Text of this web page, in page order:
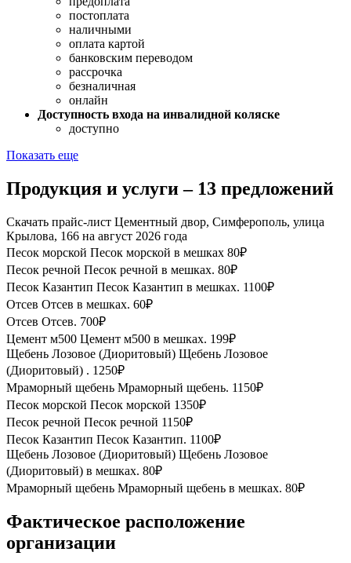
постоплата
наличными
оплата картой
банковским переводом
рассрочка
безналичная
онлайн
Доступность входа на инвалидной коляске
доступно
Показать еще
Продукция и услуги – 13 предложений
Скачать прайс-лист Цементный двор, Симферополь, улица
Крылова, 166 на август 2026 года
Песок морской Песок морской в мешках 80₽
Песок речной Песок речной в мешках. 80₽
Песок Казантип Песок Казантип в мешках. 1100₽
Отсев Отсев в мешках. 60₽
Отсев Отсев. 700₽
Цемент м500 Цемент м500 в мешках. 199₽
Щебень Лозовое (Диоритовый) Щебень Лозовое
(Диоритовый) . 1250₽
Мраморный щебень Мраморный щебень. 1150₽
Песок морской Песок морской 1350₽
Песок речной Песок речной 1150₽
Песок Казантип Песок Казантип. 1100₽
Щебень Лозовое (Диоритовый) Щебень Лозовое
(Диоритовый) в мешках. 80₽
Мраморный щебень Мраморный щебень в мешках. 80₽
Фактическое расположение
организации